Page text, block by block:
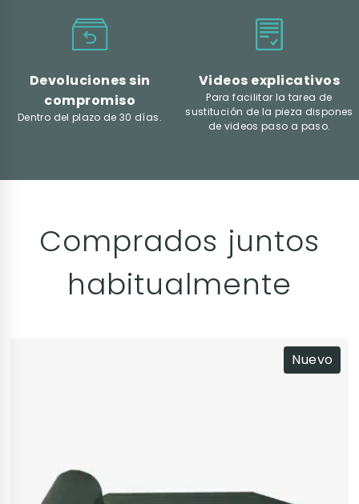
Devoluciones sin
compromiso
Dentro del plazo de 30 días.
Videos explicativos
Para facilitar la tarea de
sustitución de la pieza dispones
de videos paso a paso.
Comprados juntos
habitualmente
Nuevo